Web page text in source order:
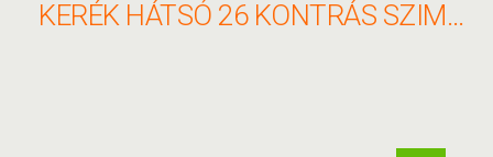
KERÉK HÁTSÓ 26 KONTRÁS SZIMPLA F.